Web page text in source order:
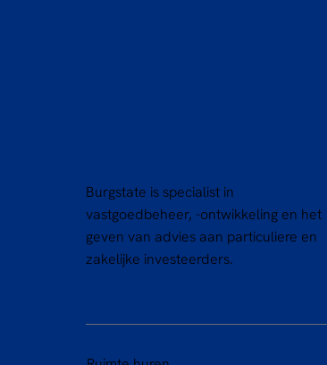
Burgstate is specialist in
vastgoedbeheer, -ontwikkeling en het
geven van advies aan particuliere en
zakelijke investeerders.